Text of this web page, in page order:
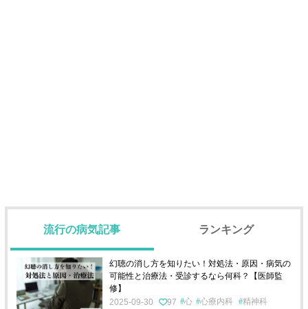
流行の病気記事 ランキング
幻聴の消し方を知りたい！対処法・原因・病気の
可能性と治療法・受診するなら何科？【医師監
修】
2025-09-30
97 心 心療内科 精神科